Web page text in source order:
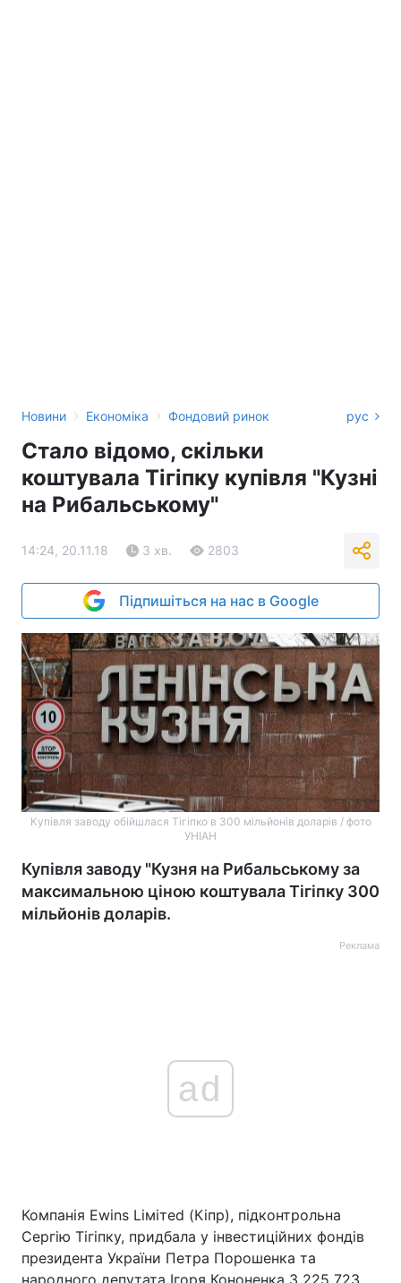
Новини › Економіка › Фондовий ринок рус
Стало відомо, скільки
коштувала Тігіпку купівля "Кузні
на Рибальському"
14:24, 20.11.18 3 хв. 2803
Підпишіться на нас в Google
Купівля заводу обійшлася Тігіпко в 300 мільйонів доларів / фото
УНІАН
Купівля заводу "Кузня на Рибальському за
максимальною ціною коштувала Тігіпку 300
мільйонів доларів.
Реклама
ad
Компанія Еwins Liмiтеd (Кіпр), підконтрольна
Сергію Тігіпку, придбала у інвестиційних фондів
президента України Петра Порошенка та
народного депутата Ігоря Кононенка 3 225 723